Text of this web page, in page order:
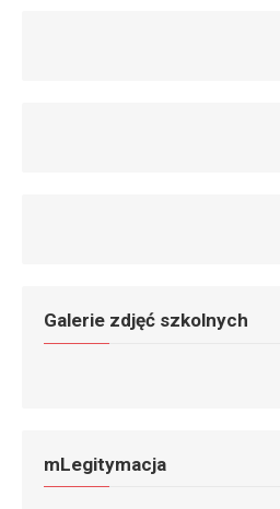
Galerie zdjęć szkolnych
mLegitymacja